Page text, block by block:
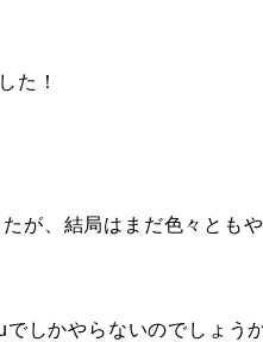
た！
が、結局はまだ色々とも
しかやらないのでしょう